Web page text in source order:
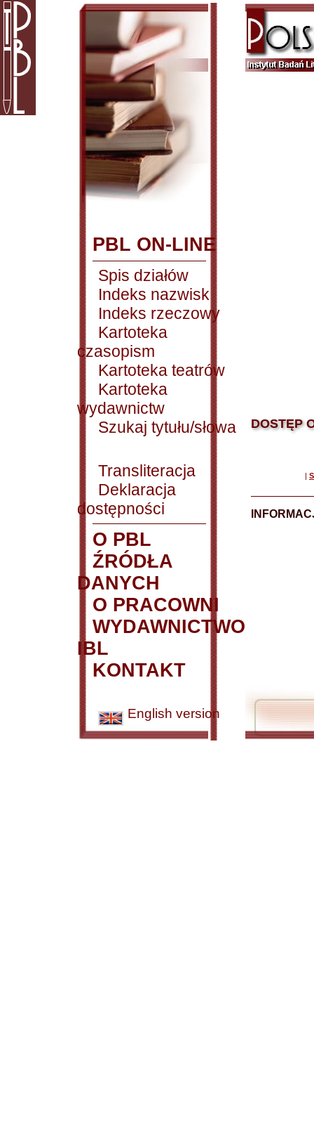
PBL ON-LINE
Spis działów
Indeks nazwisk
Indeks rzeczowy
Kartoteka
czasopism
Kartoteka teatrów
Kartoteka
wydawnictw
Szukaj tytułu/słowa
Transliteracja
Deklaracja
dostępności
O PBL
ŹRÓDŁA
DANYCH
O PRACOWNI
WYDAWNICTWO
IBL
KONTAKT
English version
DOSTĘP
|